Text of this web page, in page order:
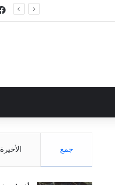
جمع الأخيرة